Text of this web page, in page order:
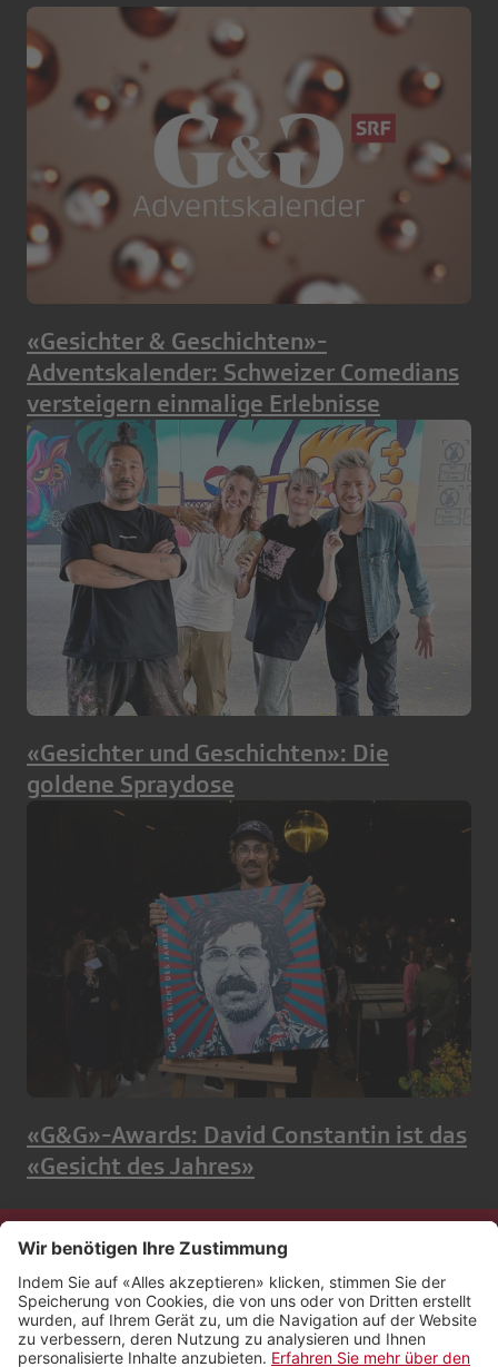
«Gesichter & Geschichten»-
Adventskalender: Schweizer Comedians
versteigern einmalige Erlebnisse
«Gesichter und Geschichten»: Die
goldene Spraydose
«G&G»-Awards: David Constantin ist das
«Gesicht des Jahres»
Kontakt
Impressum
Rechtliches